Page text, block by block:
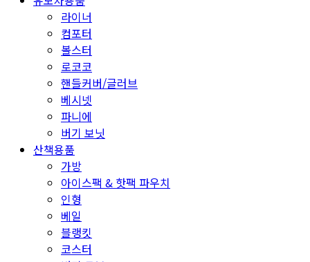
라이너
컴포터
볼스터
로코코
핸들커버/글러브
베시넷
파니에
버기 보닛
산책용품
가방
아이스팩 & 핫팩 파우치
인형
베일
블랭킷
코스터